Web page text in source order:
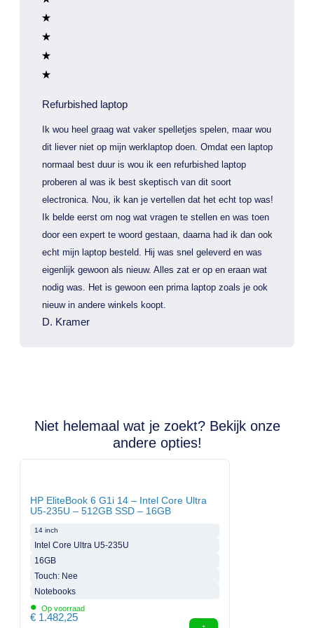
Refurbished laptop
Ik wou heel graag wat vaker spelletjes spelen, maar wou
dit liever niet op mijn werklaptop doen. Omdat een laptop
normaal best duur is wou ik een refurbished laptop
proberen al was ik best skeptisch van dit soort
electronica. Nou, ik kan je vertellen dat het echt top was!
Ik belde eerst om nog wat vragen te stellen en was toen
door een expert te woord gestaan, daarna had ik dan ook
echt mijn laptop besteld. Hij was snel geleverd en was
eigenlijk gewoon als nieuw. Alles zat er op en eraan wat
nodig was. Het is gewoon een prima laptop zoals je ook
nieuw in andere winkels koopt.
D. Kramer
Niet helemaal wat je zoekt? Bekijk onze
andere opties!
HP EliteBook 6 G1i 14 – Intel Core Ultra
U5-235U – 512GB SSD – 16GB
14 inch
Intel Core Ultra U5-235U
16GB
Touch: Nee
Notebooks
• Op voorraad
€ 1.482,25